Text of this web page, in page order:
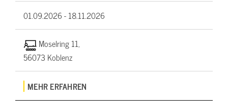
01.09.2026 -18.11.2026
Moselring 11,
56073 Koblenz
MEHR ERFAHREN